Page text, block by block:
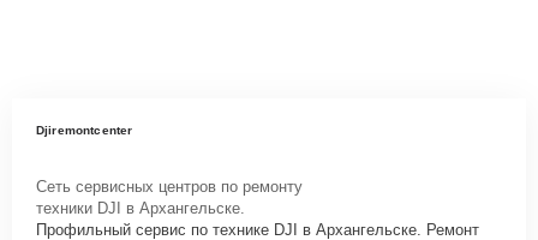
Djiremontcenter
Сеть сервисных центров по ремонту
техники DJI в Архангельске.
Профильный сервис по технике DJI в Архангельске. Ремонт